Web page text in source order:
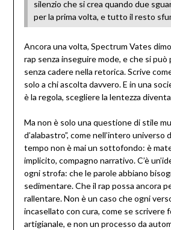
silenzio che si crea quando due
per la prima volta, e tutto il resto
Ancora una volta, Spectrum Vates
rap senza inseguire mode, e che si può
senza cadere nella retorica. Scrive
solo a chi ascolta davvero. E in una
è la regola, scegliere la lentezza
Ma non è solo una questione di stile
d’alabastro”, come nell’intero universo
tempo non è mai un sottofondo: è
implicito, compagno narrativo. C’è
ogni strofa: che le parole abbiano
sedimentare. Che il rap possa ancora
rallentare. Non è un caso che ogni
incasellato con cura, come se scrivere
artigianale, e non un processo da